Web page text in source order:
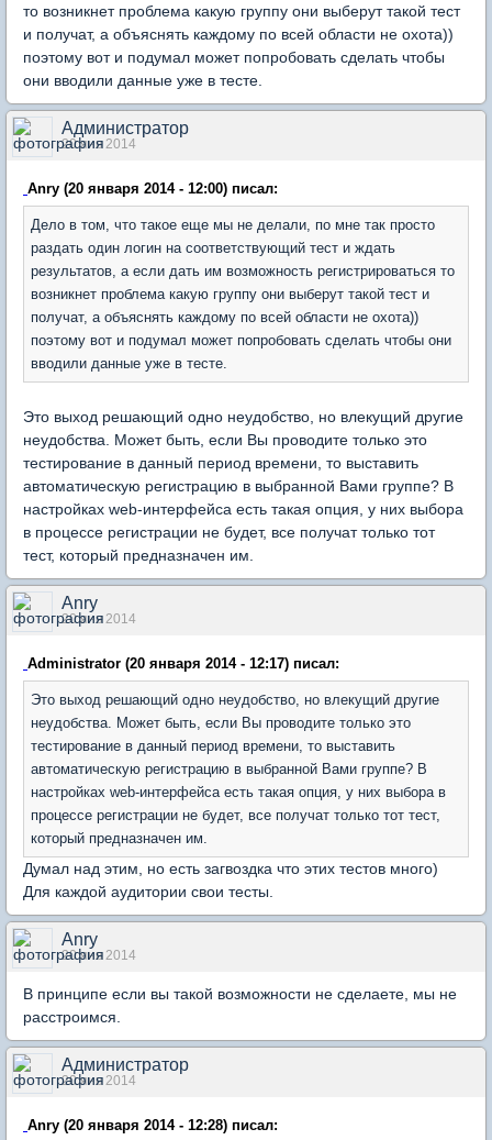
то возникнет проблема какую группу они выберут такой тест
и получат, а объяснять каждому по всей области не охота))
поэтому вот и подумал может попробовать сделать чтобы
они вводили данные уже в тесте.
Администратор
20 янв 2014
Anry (20 января 2014 - 12:00) писал:
Дело в том, что такое еще мы не делали, по мне так просто
раздать один логин на соответствующий тест и ждать
результатов, а если дать им возможность регистрироваться то
возникнет проблема какую группу они выберут такой тест и
получат, а объяснять каждому по всей области не охота))
поэтому вот и подумал может попробовать сделать чтобы они
вводили данные уже в тесте.
Это выход решающий одно неудобство, но влекущий другие
неудобства. Может быть, если Вы проводите только это
тестирование в данный период времени, то выставить
автоматическую регистрацию в выбранной Вами группе? В
настройках web-интерфейса есть такая опция, у них выбора
в процессе регистрации не будет, все получат только тот
тест, который предназначен им.
Anry
20 янв 2014
Administrator (20 января 2014 - 12:17) писал:
Это выход решающий одно неудобство, но влекущий другие
неудобства. Может быть, если Вы проводите только это
тестирование в данный период времени, то выставить
автоматическую регистрацию в выбранной Вами группе? В
настройках web-интерфейса есть такая опция, у них выбора в
процессе регистрации не будет, все получат только тот тест,
который предназначен им.
Думал над этим, но есть загвоздка что этих тестов много)
Для каждой аудитории свои тесты.
Anry
20 янв 2014
В принципе если вы такой возможности не сделаете, мы не
расстроимся.
Администратор
20 янв 2014
Anry (20 января 2014 - 12:28) писал: